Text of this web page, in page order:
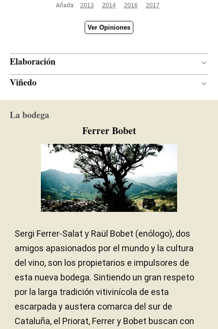
Añada:
2013 2014 2016 2017
Ver Opiniones
Elaboración
PERÍODO DE CRIANZA
EDAD DE LAS BARRICAS Nuevas
TIPO DE MADERA
CLARIFICACIÓN Y
Embotellado sin filtrar ni clarificar
Viñedo
La bodega
Ferrer Bobet
Sergi Ferrer-Salat y Raül Bobet (enólogo), dos
amigos apasionados por el mundo y la cultura
del vino, son los propietarios e impulsores de
esta nueva bodega. Sintiendo un gran respeto
por la larga tradición vitivinícola de esta
escarpada y austera comarca del sur de
Cataluña, el Priorat, Ferrer y Bobet buscan con